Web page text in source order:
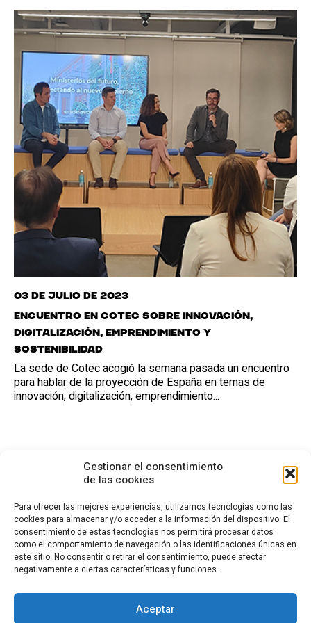
Gestionar el consentimiento
de las cookies
Para ofrecer las mejores experiencias, utilizamos tecnologías como las
cookies para almacenar y/o acceder a la información del dispositivo. El
consentimiento de estas tecnologías nos permitirá procesar datos
como el comportamiento de navegación o las identificaciones únicas en
este sitio. No consentir o retirar el consentimiento, puede afectar
negativamente a ciertas características y funciones.
Aceptar
03 de julio de 2023
Encuentro en Cotec sobre innovación,
digitalización, emprendimiento y
sostenibilidad
La sede de Cotec acogió la semana pasada un encuentro
para hablar de la proyección de España en temas de
innovación, digitalización, emprendimiento...
CONTACTO
Calle Cea Bermúdez, 3
28003 - Madrid. España
fundacion.cotec@cotec.es